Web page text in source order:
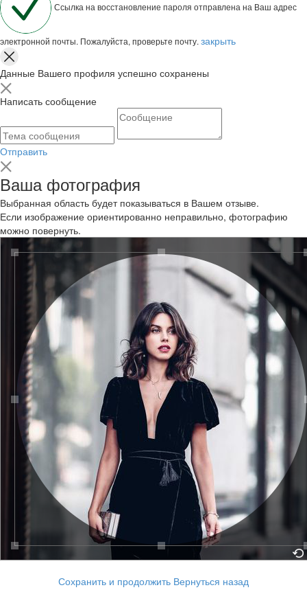
Ссылка на восстановление пароля отправлена на Ваш адрес
электронной почты. Пожалуйста, проверьте почту. закрыть
Данные Вашего профиля успешно сохранены
Написать сообщение
Отправить
Ваша фотография
Выбранная область будет показываться в Вашем отзыве.
Если изображение ориентированно неправильно, фотографию
можно повернуть.
Сохранить и продолжить Вернуться назад